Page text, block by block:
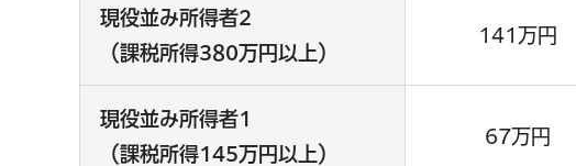
現役並み所得者2
（課税所得380万円以上）
141万円
現役並み所得者1
（課税所得145万円以上）
67万円